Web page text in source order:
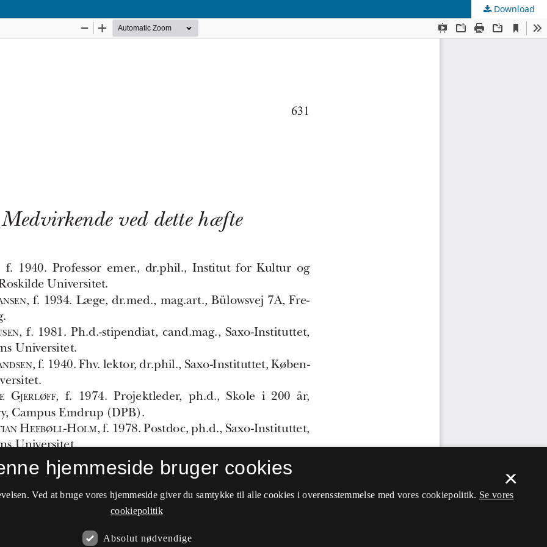
Download
×
hjemmeside bruger cookies
Ved at bruge vores hjemmeside giver du samtykke til alle cookies i overensstemmelse med vores cookiepolitik. Se vores
cookiepolitik
Absolut nødvendige